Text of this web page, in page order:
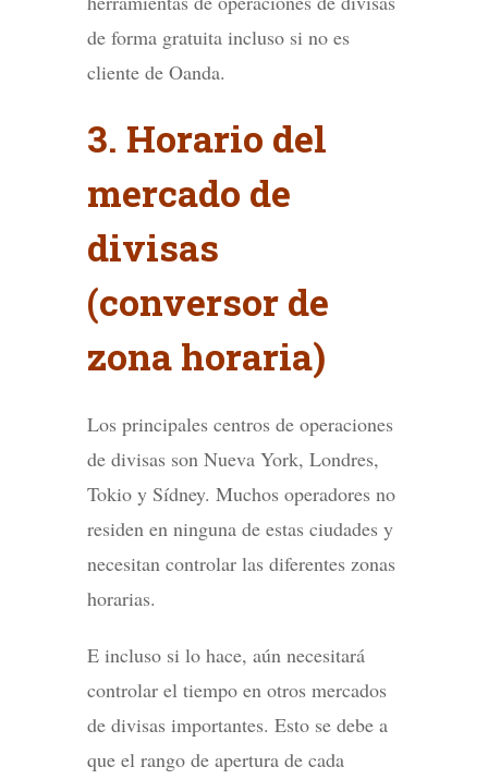
de forma gratuita incluso si no es
cliente de Oanda.
3. Horario del
mercado de
divisas
(conversor de
zona horaria)
Los principales centros de operaciones
de divisas son Nueva York, Londres,
Tokio y Sídney. Muchos operadores no
residen en ninguna de estas ciudades y
necesitan controlar las diferentes zonas
horarias.
E incluso si lo hace, aún necesitará
controlar el tiempo en otros mercados
de divisas importantes. Esto se debe a
que el rango de apertura de cada